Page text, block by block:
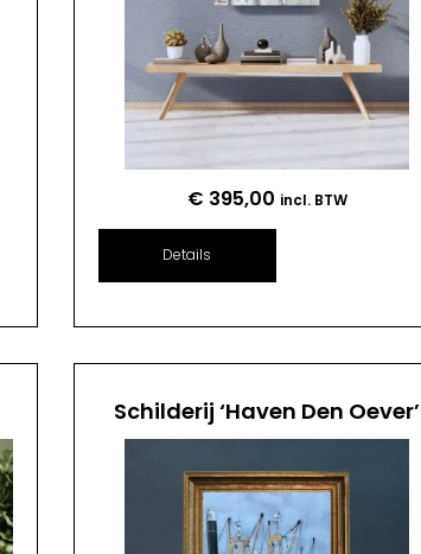
€ 395,00 incl. BTW
Details
Schilderij ‘Haven Den Oever’